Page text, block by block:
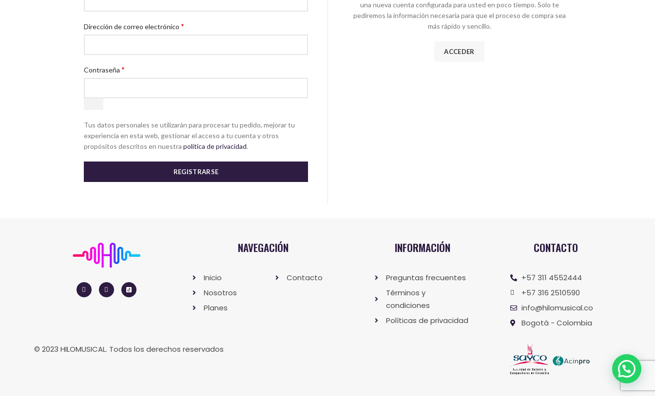
Dirección de correo electrónico *
Contraseña *
Tus datos personales se utilizarán para procesar tu pedido, mejorar tu
experiencia en esta web, gestionar el acceso a tu cuenta y otros
propósitos descritos en nuestra política de privacidad.
REGISTRARSE
una nueva cuenta configurada para usted en poco tiempo. Solo te
pediremos la información necesaria para que el proceso de compra sea
más rápido y sencillo.
ACCEDER
NAVEGACIÓN
Inicio
Nosotros
Planes
Contacto
INFORMACIÓN
Preguntas frecuentes
Términos y
condiciones
Políticas de privacidad
CONTACTO
+57 311 4552444
+57 316 2510590
info@hilomusical.co
Bogotá - Colombia
© 2023 HILOMUSICAL. Todos los derechos reservados